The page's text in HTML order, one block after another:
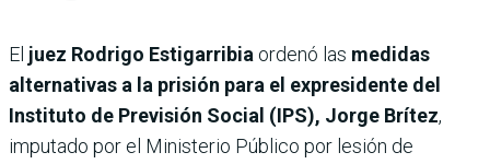
El juez Rodrigo Estigarribia ordenó las medidas
alternativas a la prisión para el expresidente del
Instituto de Previsión Social (IPS), Jorge Brítez,
imputado por el Ministerio Público por lesión de